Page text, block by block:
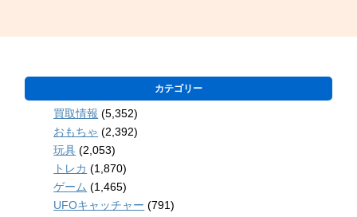
カテゴリー
買取情報 (5,352)
おもちゃ (2,392)
玩具 (2,053)
トレカ (1,870)
ゲーム (1,465)
UFOキャッチャー (791)